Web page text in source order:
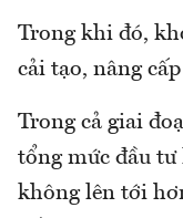
Trong khi đó,
cải tạo, nâng
Trong cả giai
tổng mức đầu tư
không lên tới